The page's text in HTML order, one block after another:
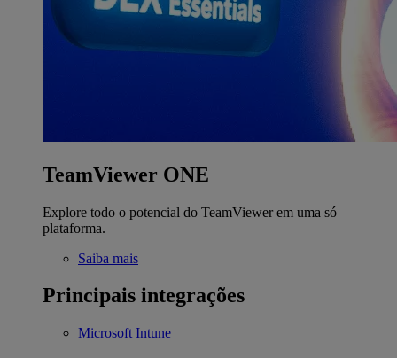
TeamViewer ONE
Explore todo o potencial do TeamViewer em uma só
plataforma.
Saiba mais
Principais integrações
Microsoft Intune